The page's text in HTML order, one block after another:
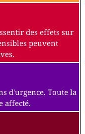
des effets sur
peuvent
d'urgence. Toute la
affecté.